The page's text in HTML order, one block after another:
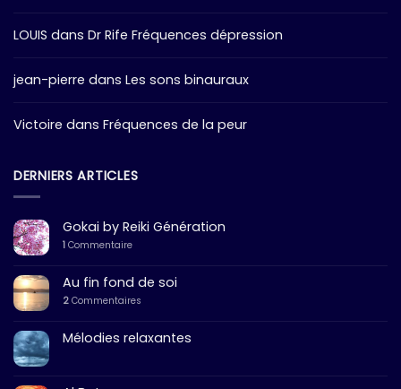
LOUIS dans Dr Rife Fréquences dépression
jean-pierre dans Les sons binauraux
Victoire dans Fréquences de la peur
DERNIERS ARTICLES
Gokai by Reiki Génération
1 Commentaire
Au fin fond de soi
2 Commentaires
Mélodies relaxantes